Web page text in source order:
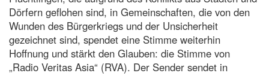
Dörfern geflohen sind, in Gemeinschaften, die von den
Wunden des Bürgerkriegs und der Unsicherheit
gezeichnet sind, spendet eine Stimme weiterhin
Hoffnung und stärkt den Glauben: die Stimme von
„Radio Veritas Asia“ (RVA). Der Sender sendet in